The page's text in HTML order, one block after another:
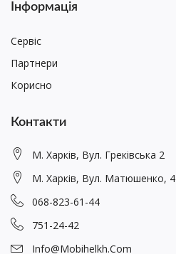
Інформація
Сервіс
Партнери
Корисно
Контакти
М. Харків, Вул. Греківська 2
М. Харків, Вул. Матюшенко, 4
068-823-61-44
751-24-42
Info@mobihelkh.com